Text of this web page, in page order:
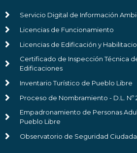
Servicio Digital de Información
Licencias de Funcionamiento
Licencias de Edificación y
Certificado de Inspección Técnica
Edificaciones
Inventario Turístico de Pueblo Libre
Proceso de Nombramiento - D.L. Nº
Empadronamiento de Personas
Pueblo Libre
Observatorio de Seguridad